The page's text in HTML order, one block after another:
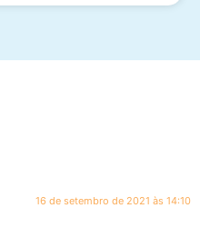
16 de setembro de 2021 às 14:10